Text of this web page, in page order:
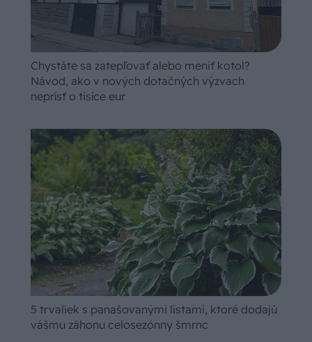
Chystáte sa zatepľovať alebo meniť kotol?
Návod, ako v nových dotačných výzvach
neprísť o tisíce eur
5 trvaliek s panašovanými listami, ktoré dodajú
vášmu záhonu celosezónny šmrnc